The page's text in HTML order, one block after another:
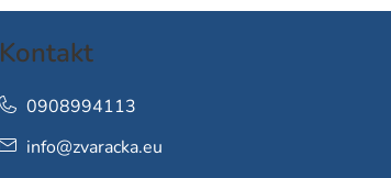
Kontakt
info@zvaracka.eu
0908994113